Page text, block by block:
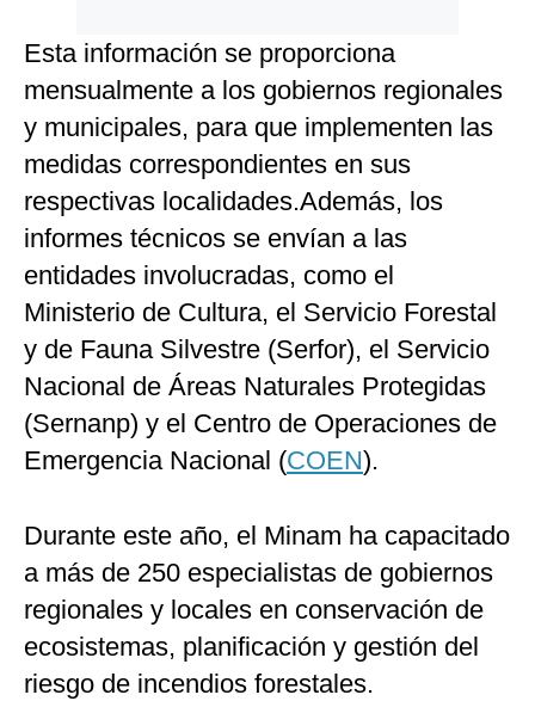
Esta información se proporciona
mensualmente a los gobiernos regionales
y municipales, para que implementen las
medidas correspondientes en sus
respectivas localidades.Además, los
informes técnicos se envían a las
entidades involucradas, como el
Ministerio de Cultura, el Servicio Forestal
y de Fauna Silvestre (Serfor), el Servicio
Nacional de Áreas Naturales Protegidas
(Sernanp) y el Centro de Operaciones de
Emergencia Nacional (COEN).
Durante este año, el Minam ha capacitado
a más de 250 especialistas de gobiernos
regionales y locales en conservación de
ecosistemas, planificación y gestión del
riesgo de incendios forestales.